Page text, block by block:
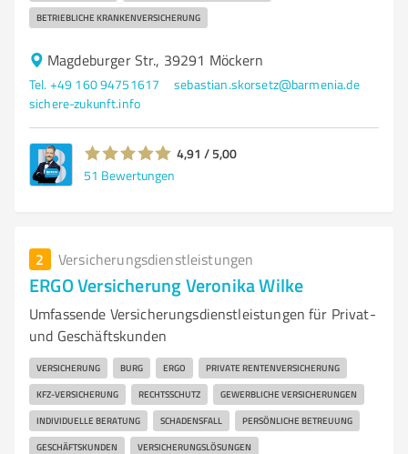
BETRIEBLICHE KRANKENVERSICHERUNG
Magdeburger Str., 39291 Möckern
Tel. +49 160 94751617
sebastian.skorsetz@barmenia.de
sichere-zukunft.info
4,91 / 5,00
51 Bewertungen
2 Versicherungsdienstleistungen
ERGO Versicherung Veronika Wilke
Umfassende Versicherungsdienstleistungen für Privat-
und Geschäftskunden
VERSICHERUNG BURG ERGO PRIVATE RENTENVERSICHERUNG
KFZ-VERSICHERUNG RECHTSSCHUTZ GEWERBLICHE VERSICHERUNGEN
INDIVIDUELLE BERATUNG SCHADENSFALL PERSÖNLICHE BETREUUNG
GESCHÄFTSKUNDEN VERSICHERUNGSLÖSUNGEN